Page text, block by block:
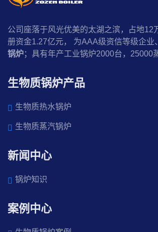
公司座落于风光优美的太湖之滨，占地12
册资金1.27亿元， 为AAA级资信等级企业
锅炉；具有年产工业锅炉2000台，25000
生物质锅炉产品
生物质热水锅炉
生物质蒸汽锅炉
新闻中心
锅炉知识
案例中心